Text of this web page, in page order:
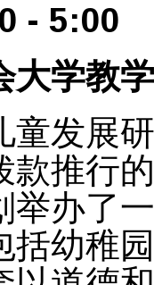
- 5:00
大学教
童发展
款推行
举办了
括幼稚